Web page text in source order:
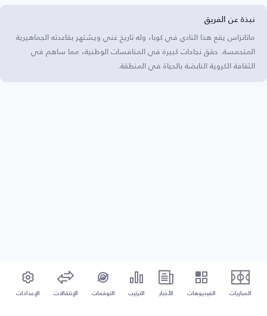
نبذة عن الفريق
ماتانزاس يقع هذا النادي في كوبا، وله تاريخ غني ويشتهر بقاعدته الجماهيرية
المتحمسة. حقق نجاحات كبيرة في المنافسات الوطنية، مما ساهم في
الثقافة الكروية النابضة بالحياة في المنطقة.
المباريات الفيديوهات الأخبار الترتيب التوقعات الإنتقالات الإعدادات